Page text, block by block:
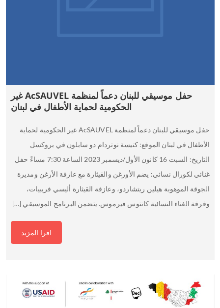
حفل موسيقي للبنان دعماً لمنظمة AcSAUVEL غير
الحكومية لحماية الأطفال في لبنان
حفل موسيقي للبنان دعماً لمنظمة AcSAUVEL غير الحكومية لحماية
الأطفال في لبنان الموقع: كنيسة نوتردام دو سابلون في بروكسل
التاريخ: السبت 16 كانون الأول/ديسمبر 2023 الساعة 7:30 مساءً حفل
غنائي لكورال نسائي: يضم الأورغن والقيثارة مع عازفة الأرغن ومديرة
الجوقة الموهوبة هيلين ريتشاردو، وعازفة القيثارة أليسي فريبيات،
وفرقة الغناء النسائية كانتوس فيرموس. يتضمن البرنامج الموسيقي […]
اقرا المزيد